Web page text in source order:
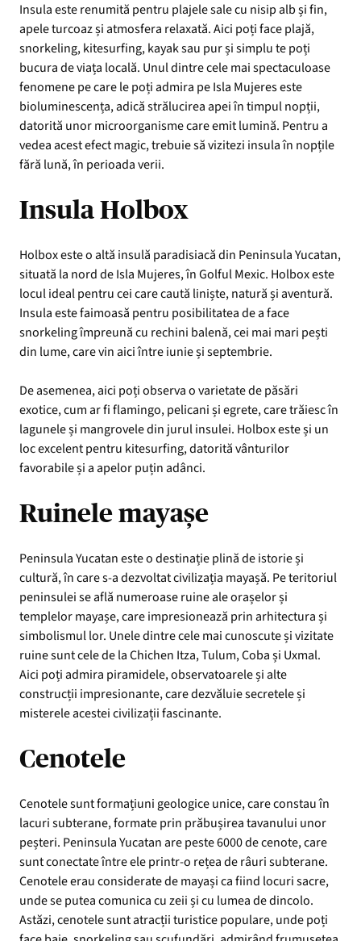
Insula este renumită pentru plajele sale cu nisip alb și fin,
apele turcoaz și atmosfera relaxată. Aici poți face plajă,
snorkeling, kitesurfing, kayak sau pur și simplu te poți
bucura de viața locală. Unul dintre cele mai spectaculoase
fenomene pe care le poți admira pe Isla Mujeres este
bioluminescența, adică strălucirea apei în timpul nopții,
datorită unor microorganisme care emit lumină. Pentru a
vedea acest efect magic, trebuie să vizitezi insula în nopțile
fără lună, în perioada verii.
Insula Holbox
Holbox este o altă insulă paradisiacă din Peninsula Yucatan,
situată la nord de Isla Mujeres, în Golful Mexic. Holbox este
locul ideal pentru cei care caută liniște, natură și aventură.
Insula este faimoasă pentru posibilitatea de a face
snorkeling împreună cu rechini balenă, cei mai mari pești
din lume, care vin aici între iunie și septembrie.
De asemenea, aici poți observa o varietate de păsări
exotice, cum ar fi flamingo, pelicani și egrete, care trăiesc în
lagunele și mangrovele din jurul insulei. Holbox este și un
loc excelent pentru kitesurfing, datorită vânturilor
favorabile și a apelor puțin adânci.
Ruinele mayașe
Peninsula Yucatan este o destinație plină de istorie și
cultură, în care s-a dezvoltat civilizația mayașă. Pe teritoriul
peninsulei se află numeroase ruine ale orașelor și
templelor mayașe, care impresionează prin arhitectura și
simbolismul lor. Unele dintre cele mai cunoscute și vizitate
ruine sunt cele de la Chichen Itza, Tulum, Coba și Uxmal.
Aici poți admira piramidele, observatoarele și alte
construcții impresionante, care dezvăluie secretele și
misterele acestei civilizații fascinante.
Cenotele
Cenotele sunt formațiuni geologice unice, care constau în
lacuri subterane, formate prin prăbușirea tavanului unor
peșteri. Peninsula Yucatan are peste 6000 de cenote, care
sunt conectate între ele printr-o rețea de râuri subterane.
Cenotele erau considerate de mayași ca fiind locuri sacre,
unde se putea comunica cu zeii și cu lumea de dincolo.
Astăzi, cenotele sunt atracții turistice populare, unde poți